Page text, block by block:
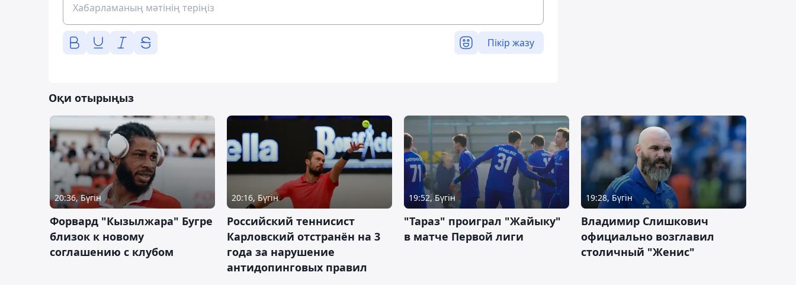
Пікір жазу
Оқи отырыңыз
20:36, Бүгін
Форвард "Кызылжара" Бугре
близок к новому
соглашению с клубом
20:16, Бүгін
Российский теннисист
Карловский отстранён на 3
года за нарушение
антидопинговых правил
19:52, Бүгін
"Тараз" проиграл "Жайыку"
в матче Первой лиги
19:28, Бүгін
Владимир Слишкович
официально возглавил
столичный "Женис"